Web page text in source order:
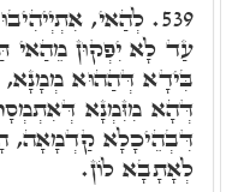
539. לְהַאי,
עַד לָא יִפְקוּן מֵהַאי
בִּידָא דְּהַהוּא
דְּהָא מִזִּמְנָא
דִּבְהֵיכָלָא קַדְמָאָה,
לְאָתָבָא לוֹן.